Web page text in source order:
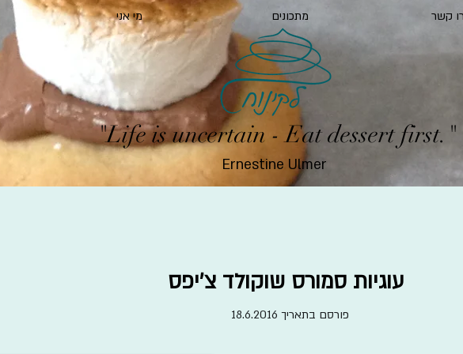
מי אני מתכונים קשר
"Life is uncertain - Eat dessert first."
Ernestine Ulmer
עוגיות סמורס שוקולד צ׳יפס
פורסם בתאריך 18.6.2016